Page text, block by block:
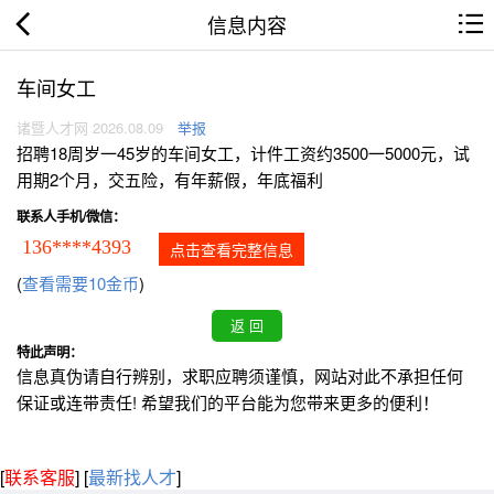
信息内容
车间女工
诸暨人才网 2026.08.09 举报
招聘18周岁一45岁的车间女工，计件工资约3500一5000元，试
用期2个月，交五险，有年薪假，年底福利
联系人手机/微信：
136****4393 点击查看完整信息
(查看需要10金币)
特此声明：
信息真伪请自行辨别，求职应聘须谨慎，网站对此不承担任何
保证或连带责任! 希望我们的平台能为您带来更多的便利！
[联系客服] [最新找人才]